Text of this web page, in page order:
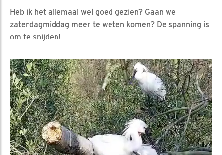
Heb ik het allemaal wel goed gezien? Gaan we
zaterdagmiddag meer te weten komen? De spanning is
om te snijden!